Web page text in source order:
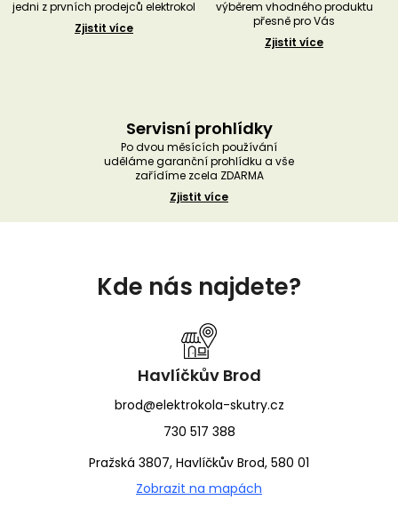
jedni z prvních prodejců elektrokol
Zjistit více
výběrem vhodného produktu
přesně pro Vás
Zjistit více
Servisní prohlídky
Po dvou měsících používání
uděláme garanční prohlídku a vše
zařídíme zcela ZDARMA
Zjistit více
Kde nás najdete?
Havlíčkův Brod
brod@elektrokola-skutry.cz
730 517 388
Pražská 3807, Havlíčkův Brod, 580 01
Zobrazit na mapách